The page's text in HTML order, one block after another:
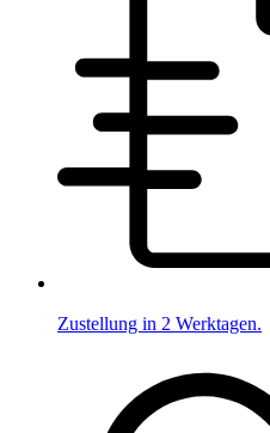
Zustellung in 2 Werktagen.